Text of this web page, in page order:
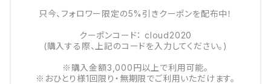
只今、フォロワー限定の5%引きクーポンを配布中！
クーポンコード： cloud2020
(購入する際、上記のコードを入力してください。)
※購入金額3,000円以上で利用可能。
※おひとり様1回限り・無期限でご利用いただけます。